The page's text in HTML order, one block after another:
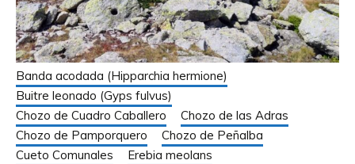
Banda acodada (Hipparchia hermione)
Buitre leonado (Gyps fulvus)
Chozo de Cuadro Caballero
Chozo de las Adras
Chozo de Pamporquero
Chozo de Peñalba
Cueto Comunales
Erebia meolans